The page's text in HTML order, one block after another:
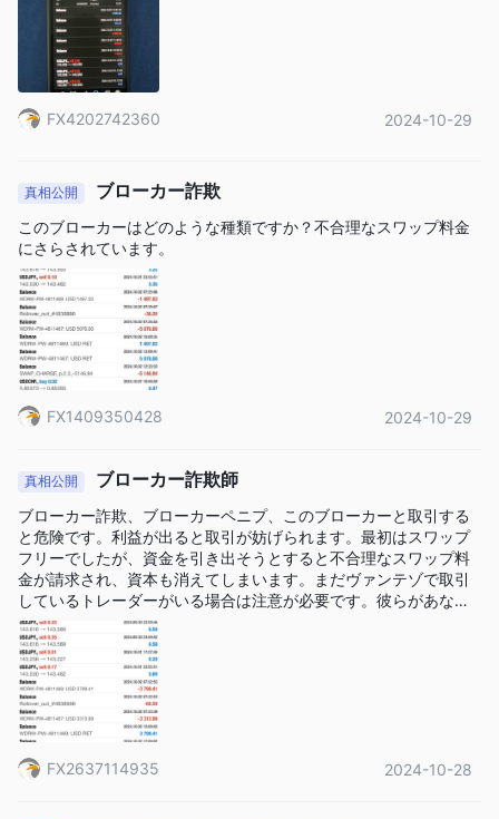
スプレッドと手数料
スプレッドはアカウントタイプと市場の取引ツールによって異な
ります。例えば、ミニアカウントの場合、IBパートナーの手数料
は1.0ピップであり、MIBパートナーの手数料は 2.0ピップで
取引プラットフォーム
VENTEZOは、世界最高の取引プラットフォームである
MetaTrader 4の完全なライセンスを取得しています。これは
PCやAndroid、Mac、iPadなどのモバイルデバイスを介してアク
セスできます。このプラットフォームは、即座に取引機会にアク
セスできるようにし、高度な機能と機能を十分に活用することが
できます。
入金と出金
MASTERCARD、PERFECT MONEY、FASAPAY、
LOCAL DEPOSIT、BITCOIN TRANSFER、および
TETHER（TRC20）を含むさまざまな入金および出金方法を
サポートしています。これらの方法のいずれにおいても入金に関
連する手数料はありません。
ただし、出金手数料が発生します。BANK WIRE TRANSFERSの
場合、手数料は最低
MASTERCARDの場合、手数料は
MONEYおよびFASAPAYの場合、手数料は出金額の
す。その他の方法は出金に手数料はかかりません。
FX4202742360 2024-10-29
真相公開 ブローカー詐欺
このブローカーはどのような種類ですか？不合理なスワップ料金
にさらされています。
FX1409350428 2024-10-29
真相公開 ブローカー詐欺師
ブローカー詐欺、ブローカーペニプ、このブローカーと取引する
と危険です。利益が出ると取引が妨げられます。最初はスワップ
フリーでしたが、資金を引き出そうとすると不合理なスワップ料
金が請求され、資本も消えてしまいます。まだヴァンテゾで取引
しているトレーダーがいる場合は注意が必要です。彼らがあなた
のミスを探し出して資金を引き出せなくする前に、資金を引き出
す方が良いです。ヴァンテゾは詐欺師です。
FX2637114935 2024-10-28